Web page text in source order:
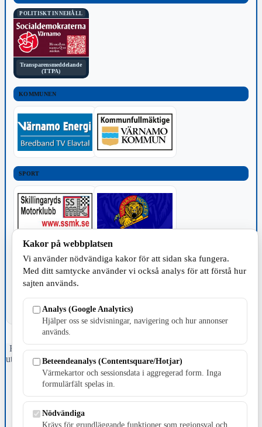
POLITISKT INNEHÅLL
Transparensmeddelande
(TTPA)
KOMMUNEN
SPORT
Fristående webbtidningsföretag grundat 1991 som sedan 2002 ger
ut tidningen Skillingaryd.nu och 2010 lanserades Värnamo.nu. Från
april 2026 omfattar Skillingaryd.nu tre kommuner: Gnosjö,
Värnamo och Vaggeryds kommun.
Kontakta oss
E-post: redaktionen@skillingaryd.nu
Postadress: Gisslaköp 1, 568 92 Skillingaryd
Kakor på webbplatsen
Vi använder nödvändiga kakor för att sidan ska fungera.
Med ditt samtycke använder vi också analys för att förstå hur
sajten används.
Analys (Google Analytics)
Hjälper oss se sidvisningar, navigering och hur annonser
används.
Beteendeanalys (Contentsquare/Hotjar)
Värmekartor och sessionsdata i aggregerad form. Inga
formulärfält spelas in.
Nödvändiga
Krävs för grundläggande funktioner som regionsval och